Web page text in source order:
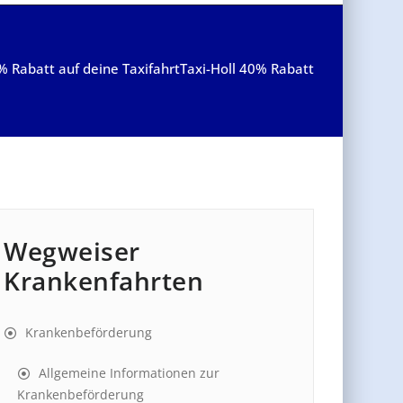
Rabatt auf deine TaxifahrtTaxi-Holl 40% Rabatt
Wegweiser
Krankenfahrten
Krankenbeförderung
Allgemeine Informationen zur
Krankenbeförderung